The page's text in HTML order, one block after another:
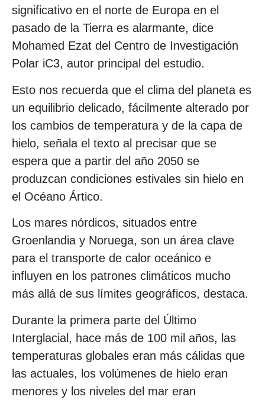
significativo en el norte de Europa en el
pasado de la Tierra es alarmante, dice
Mohamed Ezat del Centro de Investigación
Polar iC3, autor principal del estudio.
Esto nos recuerda que el clima del planeta es
un equilibrio delicado, fácilmente alterado por
los cambios de temperatura y de la capa de
hielo, señala el texto al precisar que se
espera que a partir del año 2050 se
produzcan condiciones estivales sin hielo en
el Océano Ártico.
Los mares nórdicos, situados entre
Groenlandia y Noruega, son un área clave
para el transporte de calor oceánico e
influyen en los patrones climáticos mucho
más allá de sus límites geográficos, destaca.
Durante la primera parte del Último
Interglacial, hace más de 100 mil años, las
temperaturas globales eran más cálidas que
las actuales, los volúmenes de hielo eran
menores y los niveles del mar eran